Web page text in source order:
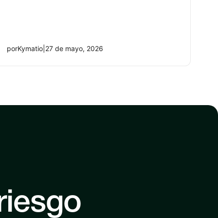
porKymatio 27 de mayo, 2026